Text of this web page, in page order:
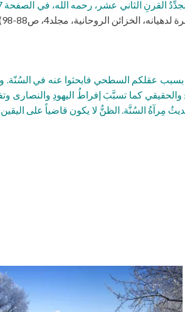
الخزائن الروحانية، مجلد4، ص88-98)
بسبب عقلكم السطحي فابحثوا عنه في السُنّة.
والحقيقي كما تسبَّبَ إفراطُ اليهودِ والنصارى
مِرآةُ السُنَّة. الظنُّ لا يكون قاضياً على